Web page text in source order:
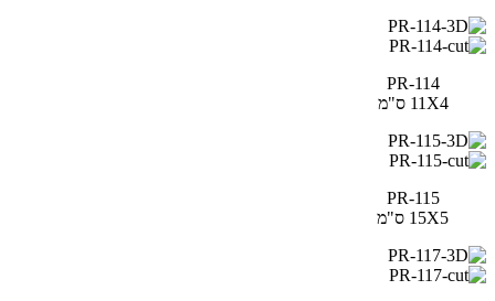
PR-114
11X4 ס"מ
PR-115
15X5 ס"מ